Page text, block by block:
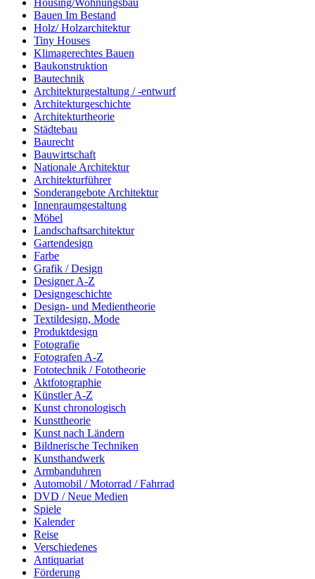
Bauen Im Bestand
Holz/ Holzarchitektur
Tiny Houses
Klimagerechtes Bauen
Baukonstruktion
Bautechnik
Architekturgestaltung / -entwurf
Architekturgeschichte
Architekturtheorie
Städtebau
Baurecht
Bauwirtschaft
Nationale Architektur
Architekturführer
Sonderangebote Architektur
Innenraumgestaltung
Möbel
Landschaftsarchitektur
Gartendesign
Farbe
Grafik / Design
Designer A-Z
Designgeschichte
Design- und Medientheorie
Textildesign, Mode
Produktdesign
Fotografie
Fotografen A-Z
Fototechnik / Fototheorie
Aktfotographie
Künstler A-Z
Kunst chronologisch
Kunsttheorie
Kunst nach Ländern
Bildnerische Techniken
Kunsthandwerk
Armbanduhren
Automobil / Motorrad / Fahrrad
DVD / Neue Medien
Spiele
Kalender
Reise
Verschiedenes
Antiquariat
Förderung